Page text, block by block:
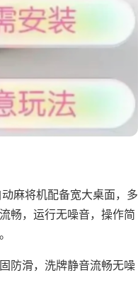
麻将机配备宽大桌面，多
畅，运行无噪音，操作简
防滑，洗牌静音流畅无噪